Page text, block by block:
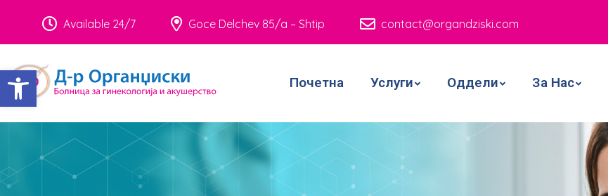
Open toolbar
Available 24/7 Goce Delchev 85/a – Shtip contact@organdziski.com
Почетна Услуги Оддели За Нас